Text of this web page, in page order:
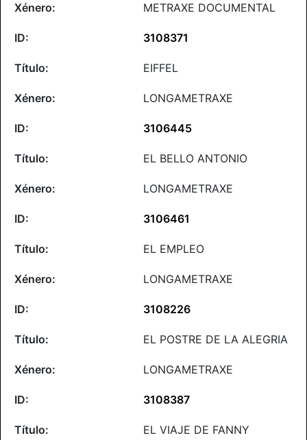
METRAXE DOCUMENTAL
3108371
EIFFEL
LONGAMETRAXE
3106445
EL BELLO ANTONIO
LONGAMETRAXE
3106461
EL EMPLEO
LONGAMETRAXE
3108226
EL POSTRE DE LA ALEGRIA
LONGAMETRAXE
3108387
EL VIAJE DE FANNY